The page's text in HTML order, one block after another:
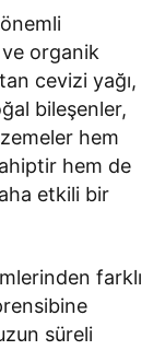
organik
cevizi yağı,
bileşenler,
hem
hem de
etkili bir
farklı
süreli